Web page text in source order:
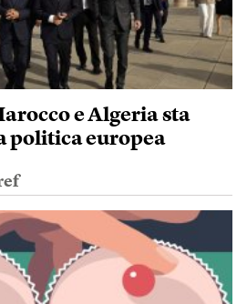
e Algeria sta
politica europea